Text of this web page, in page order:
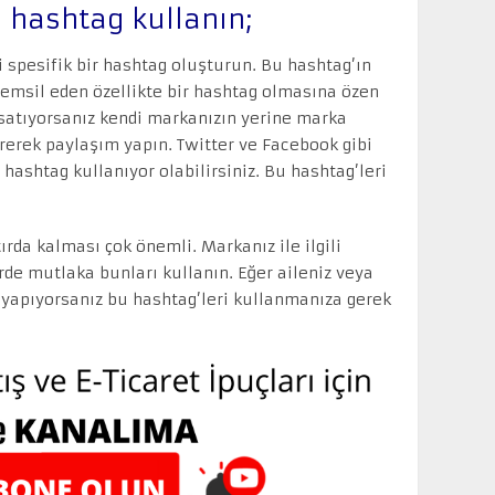
kullanın;
bir hashtag oluşturun. Bu hashtag’ın
eden özellikte bir hashtag olmasına özen
kendi markanızın yerine marka
paylaşım yapın. Twitter ve Facebook gibi
kullanıyor olabilirsiniz. Bu hashtag’leri
kalması çok önemli. Markanız ile ilgili
mutlaka bunları kullanın. Eğer aileniz veya
bu hashtag’leri kullanmanıza gerek